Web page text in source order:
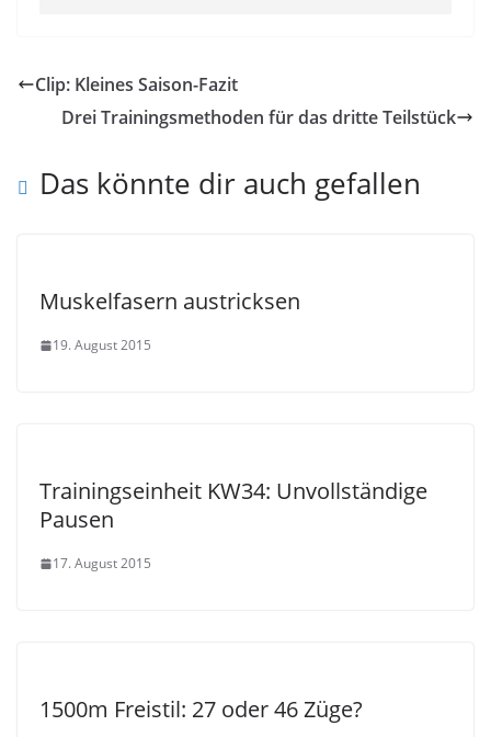
Clip: Kleines Saison-Fazit
Drei Trainingsmethoden für das dritte Teilstück
Das könnte dir auch gefallen
Muskelfasern austricksen
19. August 2015
Trainingseinheit KW34: Unvollständige
Pausen
17. August 2015
1500m Freistil: 27 oder 46 Züge?